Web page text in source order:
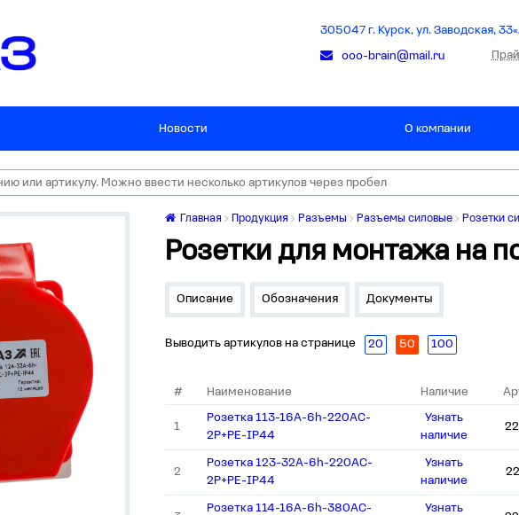
305047 г. Курск, ул. Заводская,
ooo-brain@mail.ru
Новости О компании
Главная Продукция Разъемы Разъемы силовые Розетки
Розетки для монтажа на
Описание Обозначения Документы
Выводить артикулов на странице 20 50 100
# Наименование Наличие
1
Розетка 113-16А-6h-220AC-
2P+PE-IP44
Узнать
наличие
2
Розетка 123-32А-6h-220AC-
2P+PE-IP44
Узнать
наличие
Розетка 114-16А-6h-380AC-
Узнать